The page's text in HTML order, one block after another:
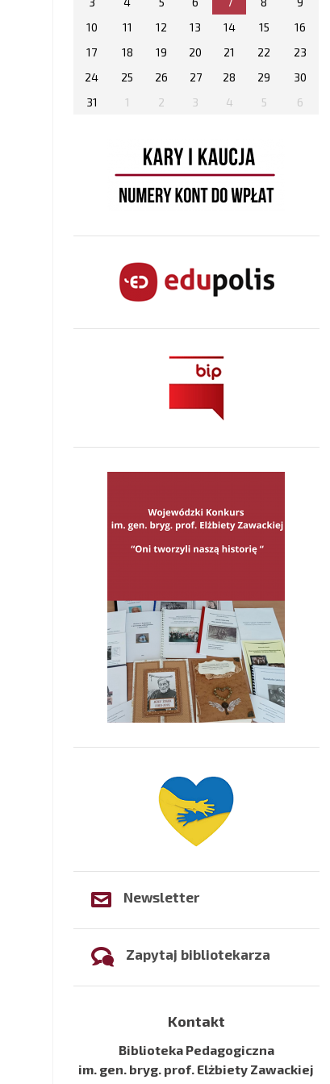
10
11 12 13 14 15
16
17
18 19 20 21 22
23
24
25 26 27 28 29
30
31
1 2 3 4 5 6
Newsletter
Zapytaj bibliotekarza
Kontakt
Biblioteka Pedagogiczna
im. gen. bryg. prof. Elżbiety Zawackiej